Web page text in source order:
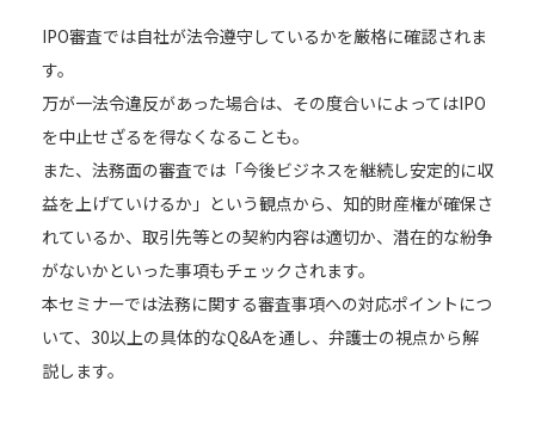
IPO審査では自社が法令遵守しているかを厳格に確認されま
す。
万が一法令違反があった場合は、その度合いによってはIPO
を中止せざるを得なくなることも。
また、法務面の審査では「今後ビジネスを継続し安定的に収
益を上げていけるか」という観点から、知的財産権が確保さ
れているか、取引先等との契約内容は適切か、潜在的な紛争
がないかといった事項もチェックされます。
本セミナーでは法務に関する審査事項への対応ポイントにつ
いて、30以上の具体的なQ&Aを通し、弁護士の視点から解
説します。